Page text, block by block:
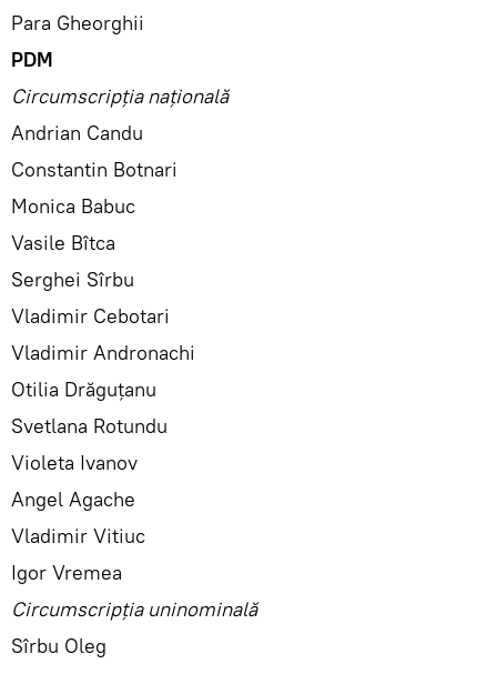
Para Gheorghii
PDM
Circumscripția națională
Andrian Candu
Constantin Botnari
Monica Babuc
Vasile Bîtca
Serghei Sîrbu
Vladimir Cebotari
Vladimir Andronachi
Otilia Drăguțanu
Svetlana Rotundu
Violeta Ivanov
Angel Agache
Vladimir Vitiuc
Igor Vremea
Circumscripția uninominală
Sîrbu Oleg